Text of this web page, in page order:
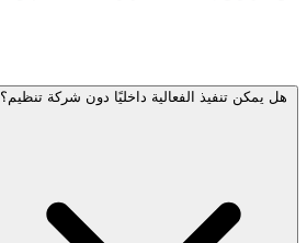
هل يمكن تنفيذ الفعالية داخليًا دون شركة تنظيم؟